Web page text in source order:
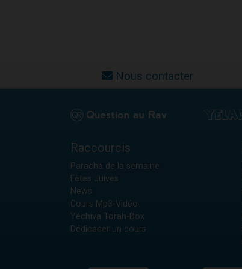
Nous contacter
Raccourcis
Paracha de la semaine
Fêtes Juives
News
Cours Mp3-Vidéo
Yéchiva Torah-Box
Dédicacer un cours